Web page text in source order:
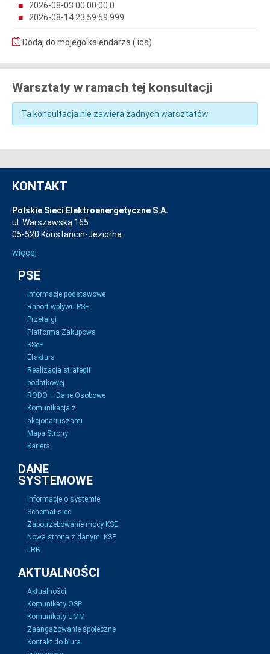
2026-08-03 00:00:00.0
2026-08-14 23:59:59.999
Dodaj do mojego kalendarza (.ics)
Warsztaty w ramach tej konsultacji
Ta konsultacja nie zawiera żadnych warsztatów
KONTAKT
Polskie Sieci Elektroenergetyczne S.A.
ul. Warszawska 165
05-520 Konstancin-Jeziorna
więcej
PSE
Informacje podstawowe
Raport wpływu PSE
Przetargi
Platforma Zakupowa
KSeF
Efaktura
Realizacja strategii
podatkowej
RODO – Dane Osobowe
Komunikacja z
akcjonariuszami
Mapa Strony
Kariera
DANE
SYSTEMOWE
Informacje o systemie
Schemat sieci
Zapotrzebowanie mocy KSE
Nowa strona z danymi KSE
i RB
AKTUALNOŚCI
Aktualności
Komunikaty OSP
Komunikaty UMM
Zaangażowanie społeczne
Kontakt do biura